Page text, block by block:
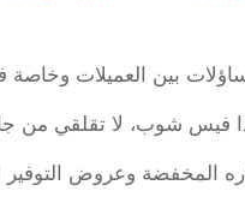
بين العميلات
ذا فيس شوب، لا تقلقي من
المخفضة وعروض التوفير